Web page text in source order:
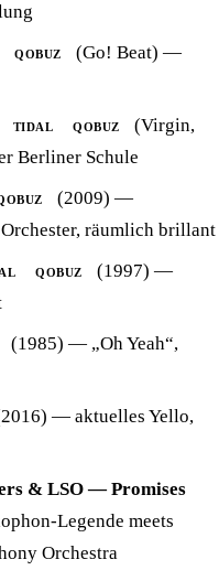
QOBUZ
(Go! Beat) —
TIDAL QOBUZ
(Virgin,
Berliner Schule
(2009) —
räumlich brillant
QOBUZ
(1997) —
(1985) — „Oh Yeah“,
— aktuelles Yello,
& LSO — Promises
Legende meets
Orchestra